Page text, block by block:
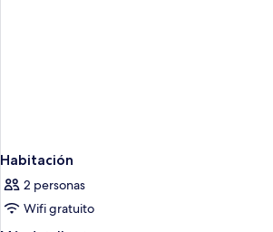
Habitación
2 personas
Wifi gratuito